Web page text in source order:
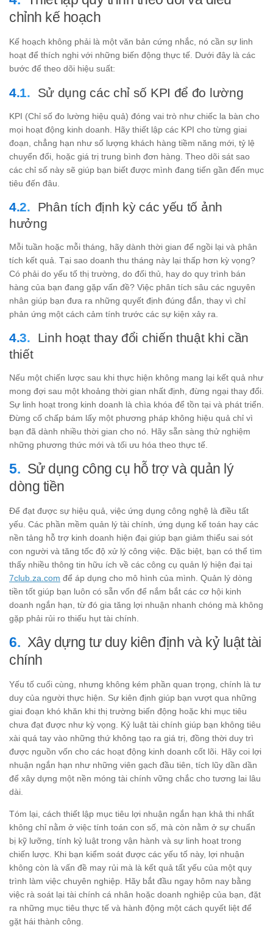
chỉnh kế hoạch
Kế hoạch không phải là một văn bản cứng nhắc, nó cần sự linh
hoạt để thích nghi với những biến động thực tế. Dưới đây là các
bước để theo dõi hiệu suất:
Sử dụng các chỉ số KPI để đo lường
KPI (Chỉ số đo lường hiệu quả) đóng vai trò như chiếc la bàn cho
mọi hoạt động kinh doanh. Hãy thiết lập các KPI cho từng giai
đoạn, chẳng hạn như số lượng khách hàng tiềm năng mới, tỷ lệ
chuyển đổi, hoặc giá trị trung bình đơn hàng. Theo dõi sát sao
các chỉ số này sẽ giúp bạn biết được mình đang tiến gần đến mục
tiêu đến đâu.
Phân tích định kỳ các yếu tố ảnh
hưởng
Mỗi tuần hoặc mỗi tháng, hãy dành thời gian để ngồi lại và phân
tích kết quả. Tại sao doanh thu tháng này lại thấp hơn kỳ vọng?
Có phải do yếu tố thị trường, do đối thủ, hay do quy trình bán
hàng của bạn đang gặp vấn đề? Việc phân tích sâu các nguyên
nhân giúp bạn đưa ra những quyết định đúng đắn, thay vì chỉ
phản ứng một cách cảm tính trước các sự kiện xảy ra.
Linh hoạt thay đổi chiến thuật khi cần
thiết
Nếu một chiến lược sau khi thực hiện không mang lại kết quả như
mong đợi sau một khoảng thời gian nhất định, đừng ngại thay đổi.
Sự linh hoạt trong kinh doanh là chìa khóa để tồn tại và phát triển.
Đừng cố chấp bám lấy một phương pháp không hiệu quả chỉ vì
bạn đã dành nhiều thời gian cho nó. Hãy sẵn sàng thử nghiệm
những phương thức mới và tối ưu hóa theo thực tế.
Sử dụng công cụ hỗ trợ và quản lý
dòng tiền
Để đạt được sự hiệu quả, việc ứng dụng công nghệ là điều tất
yếu. Các phần mềm quản lý tài chính, ứng dụng kế toán hay các
nền tảng hỗ trợ kinh doanh hiện đại giúp bạn giảm thiểu sai sót
con người và tăng tốc độ xử lý công việc. Đặc biệt, bạn có thể tìm
thấy nhiều thông tin hữu ích về các công cụ quản lý hiện đại tại
7club.za.com để áp dụng cho mô hình của mình. Quản lý dòng
tiền tốt giúp bạn luôn có sẵn vốn để nắm bắt các cơ hội kinh
doanh ngắn hạn, từ đó gia tăng lợi nhuận nhanh chóng mà không
gặp phải rủi ro thiếu hụt tài chính.
Xây dựng tư duy kiên định và kỷ luật tài
chính
Yếu tố cuối cùng, nhưng không kém phần quan trọng, chính là tư
duy của người thực hiện. Sự kiên định giúp bạn vượt qua những
giai đoạn khó khăn khi thị trường biến động hoặc khi mục tiêu
chưa đạt được như kỳ vọng. Kỷ luật tài chính giúp bạn không tiêu
xài quá tay vào những thứ không tạo ra giá trị, đồng thời duy trì
được nguồn vốn cho các hoạt động kinh doanh cốt lõi. Hãy coi lợi
nhuận ngắn hạn như những viên gạch đầu tiên, tích lũy dần dần
để xây dựng một nền móng tài chính vững chắc cho tương lai lâu
dài.
Tóm lại, cách thiết lập mục tiêu lợi nhuận ngắn hạn khả thi nhất
không chỉ nằm ở việc tính toán con số, mà còn nằm ở sự chuẩn
bị kỹ lưỡng, tính kỷ luật trong vận hành và sự linh hoạt trong
chiến lược. Khi bạn kiểm soát được các yếu tố này, lợi nhuận
không còn là vấn đề may rủi mà là kết quả tất yếu của một quy
trình làm việc chuyên nghiệp. Hãy bắt đầu ngay hôm nay bằng
việc rà soát lại tài chính cá nhân hoặc doanh nghiệp của bạn, đặt
ra những mục tiêu thực tế và hành động một cách quyết liệt để
gặt hái thành công.